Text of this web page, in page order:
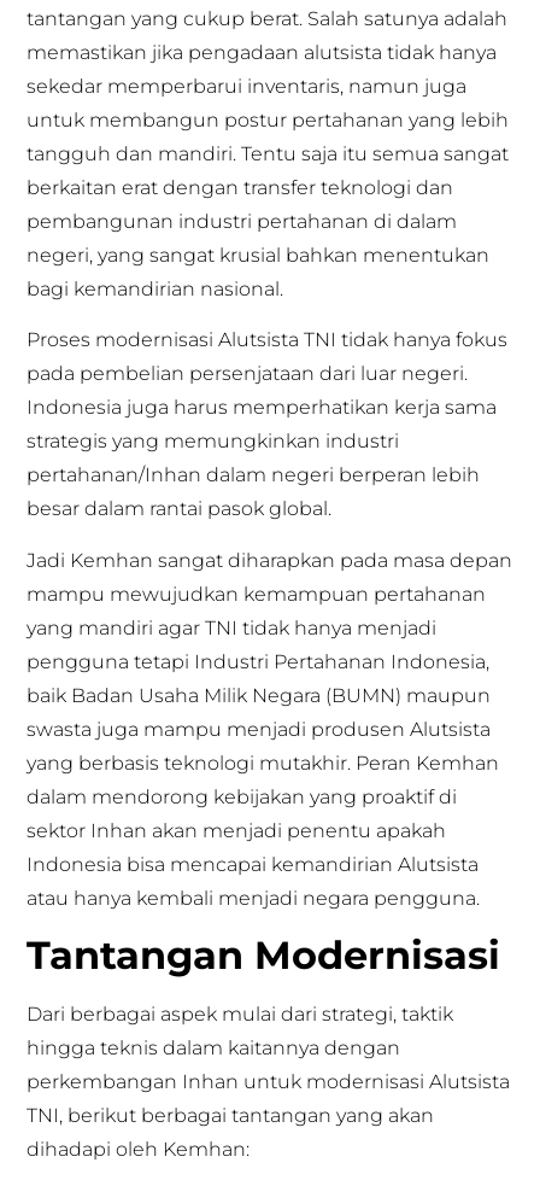
tantangan yang cukup berat. Salah satunya adalah
memastikan jika pengadaan alutsista tidak hanya
sekedar memperbarui inventaris, namun juga
untuk membangun postur pertahanan yang lebih
tangguh dan mandiri. Tentu saja itu semua sangat
berkaitan erat dengan transfer teknologi dan
pembangunan industri pertahanan di dalam
negeri, yang sangat krusial bahkan menentukan
bagi kemandirian nasional.
Proses modernisasi Alutsista TNI tidak hanya fokus
pada pembelian persenjataan dari luar negeri.
Indonesia juga harus memperhatikan kerja sama
strategis yang memungkinkan industri
pertahanan/Inhan dalam negeri berperan lebih
besar dalam rantai pasok global.
Jadi Kemhan sangat diharapkan pada masa depan
mampu mewujudkan kemampuan pertahanan
yang mandiri agar TNI tidak hanya menjadi
pengguna tetapi Industri Pertahanan Indonesia,
baik Badan Usaha Milik Negara (BUMN) maupun
swasta juga mampu menjadi produsen Alutsista
yang berbasis teknologi mutakhir. Peran Kemhan
dalam mendorong kebijakan yang proaktif di
sektor Inhan akan menjadi penentu apakah
Indonesia bisa mencapai kemandirian Alutsista
atau hanya kembali menjadi negara pengguna.
Tantangan Modernisasi
Dari berbagai aspek mulai dari strategi, taktik
hingga teknis dalam kaitannya dengan
perkembangan Inhan untuk modernisasi Alutsista
TNI, berikut berbagai tantangan yang akan
dihadapi oleh Kemhan: